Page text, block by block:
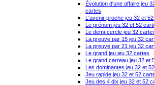
Évolution d'une affaire jeu
cartes
L'avenir proche jeu 32 et
Le prénom jeu 32 et 52
Le demi-cercle jeu 32
La preuve par 15 jeu 32
La preuve par 21 jeu 32
Le grand jeu jeu 32 cartes
Le grand carreau jeu 32 et
Les dominantes jeu 32 et
Jeu rapide jeu 32 et 52
Jeu des 4 dix jeu 32 et 52